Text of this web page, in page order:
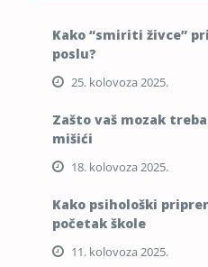
Kako “smiriti živce”
poslu?
25. kolovoza 2025.
Zašto vaš mozak
mišići
18. kolovoza 2025.
Kako psihološki
početak škole
11. kolovoza 2025.